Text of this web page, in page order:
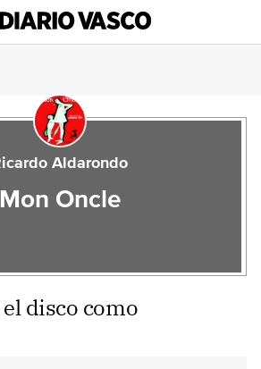
Aldarondo
Mon Oncle
disco como